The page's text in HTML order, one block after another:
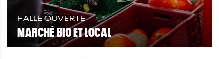
HALLE OUVERTE
MARCHÉ BIO ET LOCAL